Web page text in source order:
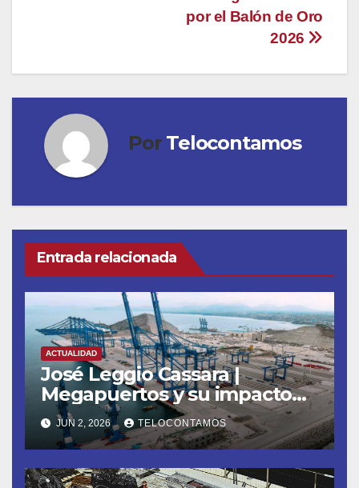
por el Balón de Oro
2026
Por Telocontamos
Entrada relacionada
ACTUALIDAD
José Leggio Cassara |
Megapuertos y su impacto
en el turismo y el comercio
global
JUN 2, 2026 TELOCONTAMOS